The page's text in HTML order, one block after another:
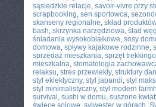
sąsiedzkie relacje, savoir-vivre przy
scrapbooking, sen sportowca,
skanseny regionalne, skład produktów
bash, skrzynka narzędziowa, ślad
śniadania wysokobiałkowe, sosy
domowa, spływy kajakowe rodzinne,
sprzedaż mieszkania, sprzęt
mieszkalna, stomatologia
relaksu, stres przewlekły, struktury
styl eklektyczny, styl japandi, styl
styl minimalistyczny, styl modern
survival , sushi w domu, suszone
świece sojowe, sylwester w górach,